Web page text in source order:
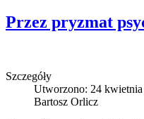
Przez pryzmat
Szczegóły
Utworzono: 24
Bartosz Orlicz